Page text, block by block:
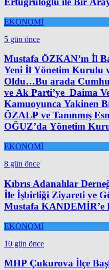
EKONOMİ
5 gün önce
Mustafa ÖZKAN’ın İl
Yeni İl Yönetim Kurulu
Oldu…Bu arada
ve Ak Parti’ye Daima
Kamuoyunca Yakinen
ÖZALP ve Tanınmış
OĞUZ’da Yönetim
EKONOMİ
8 gün önce
Kıbrıs Adanalılar
İle İşbirliği Ziyareti ve
Mustafa
EKONOMİ
10 gün önce
MHP Çukurova İlçe